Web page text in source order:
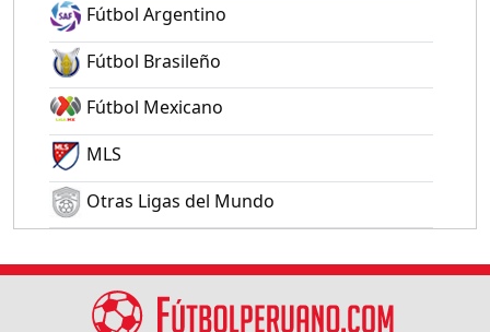
Fútbol Argentino
Fútbol Brasileño
Fútbol Mexicano
MLS
Otras Ligas del Mundo